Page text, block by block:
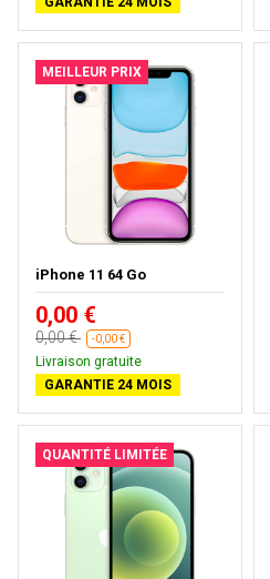
MEILLEUR PRIX
iPhone 11 64 Go
0,00 €
0,00 € -0,00 €
Livraison gratuite
GARANTIE 24 MOIS
QUANTITÉ LIMITÉE